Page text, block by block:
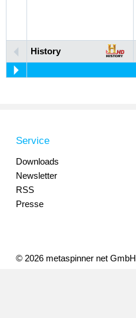
History
Service
Downloads
Newsletter
RSS
Presse
© 2026 metaspinner net GmbH